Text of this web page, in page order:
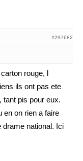
#297682
rouge, l
ils ont pas ete
tant pis pour eux.
en on rien a faire
drame national. Ici